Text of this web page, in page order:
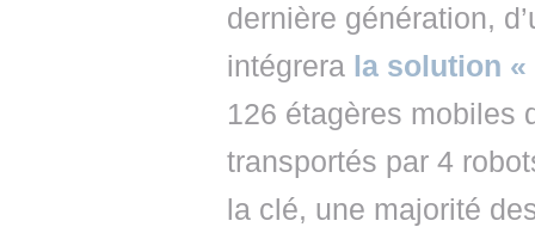
dernière génération,
intégrera la solution «
126 étagères mobiles
transportés par 4
la clé, une majorité